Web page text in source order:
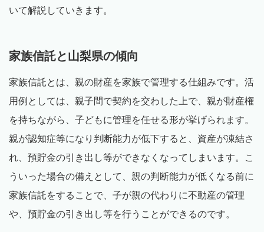
いて解説していきます。
家族信託と山梨県の傾向
家族信託とは、親の財産を家族で管理する仕組みです。活
用例としては、親子間で契約を交わした上で、親が財産権
を持ちながら、子どもに管理を任せる形が挙げられます。
親が認知症等になり判断能力が低下すると、資産が凍結さ
れ、預貯金の引き出し等ができなくなってしまいます。こ
ういった場合の備えとして、親の判断能力が低くなる前に
家族信託をすることで、子が親の代わりに不動産の管理
や、預貯金の引き出し等を行うことができるのです。